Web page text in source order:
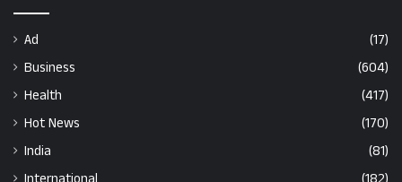
Ad
(17)
Business
(604)
Health
(417)
Hot News
(170)
India
(81)